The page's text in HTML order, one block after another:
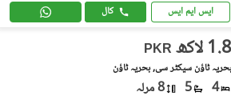
ایس ایم ایس کال
PKR 1.8 لاکھ
بحریہ ٹاؤن سیکٹر سی, بحریہ ٹاؤن
4
5 8 مرلہ